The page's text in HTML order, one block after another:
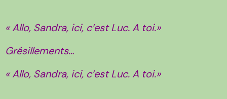
« Allo, Sandra, ici, c’est Luc. A toi.»
Grésillements…
« Allo, Sandra, ici, c’est Luc. A toi.»